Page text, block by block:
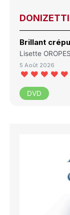
Brillant
Lisette
5 Août 2026
DVD